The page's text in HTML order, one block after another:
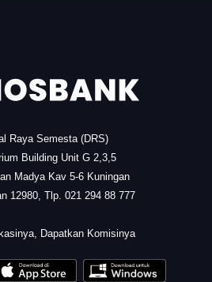
Raya Semesta (DRS)
Building Unit G 2,3,5
Madya Kav 5-6 Kuningan
12980, Tlp. 021 294 88 777
Dapatkan Komisinya